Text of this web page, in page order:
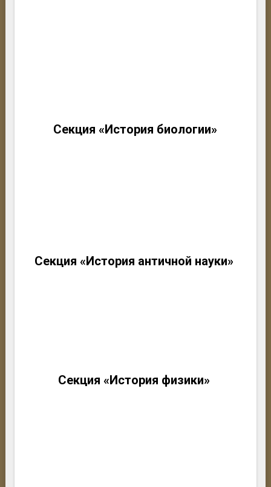
Секция «История биологии»
Секция «История античной науки»
Секция «История физики»